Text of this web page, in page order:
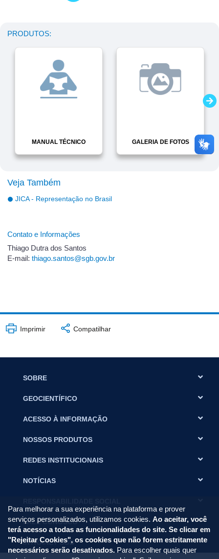
PRODUTOS:
MANUAL TÉCNICO GALERIA DE FOTOS
Veja Também
JICA - Representação no Brasil
Contato e Informações
Thiago Dutra dos Santos
E-mail: thiago.santos@sgb.gov.br
Imprimir Compatilhar
SOBRE
GEOCIENTÍFICO
ACESSO À INFORMAÇÃO
NOSSOS PRODUTOS
REDES INSTITUCIONAIS
NOTÍCIAS
FALE CONOSCO
INTRANET SGB
Para melhorar a sua experiência na plataforma e prover
serviços personalizados, utilizamos cookies. Ao aceitar, você
terá acesso a todas as funcionalidades do site. Se clicar em
"Rejeitar Cookies", os cookies que não forem estritamente
necessários serão desativados. Para escolher quais quer